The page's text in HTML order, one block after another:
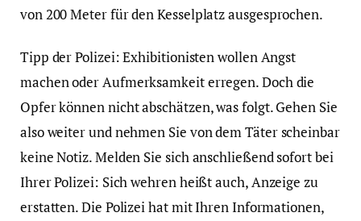
von 200 Meter für den Kesselplatz ausgesprochen.
Tipp der Polizei: Exhibitionisten wollen Angst
machen oder Aufmerksamkeit erregen. Doch die
Opfer können nicht abschätzen, was folgt. Gehen Sie
also weiter und nehmen Sie von dem Täter scheinbar
keine Notiz. Melden Sie sich anschließend sofort bei
Ihrer Polizei: Sich wehren heißt auch, Anzeige zu
erstatten. Die Polizei hat mit Ihren Informationen,